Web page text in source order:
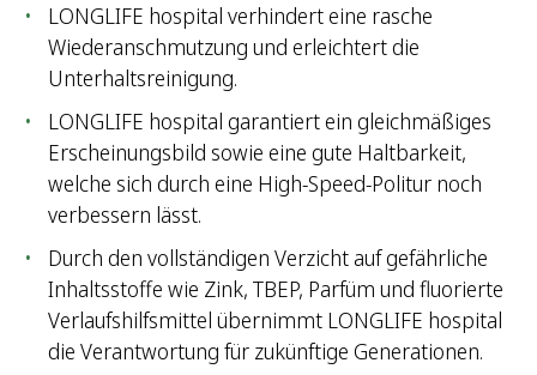
LONGLIFE hospital verhindert eine rasche
Wiederanschmutzung und erleichtert die
Unterhaltsreinigung.
LONGLIFE hospital garantiert ein gleichmäßiges
Erscheinungsbild sowie eine gute Haltbarkeit,
welche sich durch eine High-Speed-Politur noch
verbessern lässt.
Durch den vollständigen Verzicht auf gefährliche
Inhaltsstoffe wie Zink, TBEP, Parfüm und fluorierte
Verlaufshilfsmittel übernimmt LONGLIFE hospital
die Verantwortung für zukünftige Generationen.